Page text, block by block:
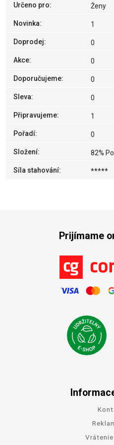
Určeno pro: Ženy
Novinka: 1
Doprodej: 0
Akce: 0
Doporučujeme: 0
Sleva: 0
Připravujeme: 1
Pořadí: 0
Složení: 82%
Síla stahování: *****
Prijímame